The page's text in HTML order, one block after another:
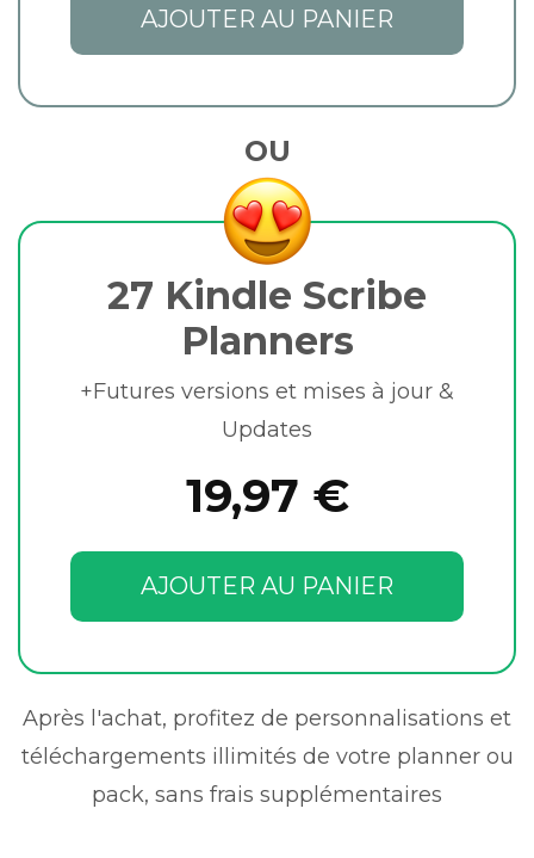
AJOUTER AU PANIER
OU
27 Kindle Scribe
Planners
+Futures versions et mises à jour &
Updates
19,97 €
AJOUTER AU PANIER
Après l'achat, profitez de personnalisations et
téléchargements illimités de votre planner ou
pack, sans frais supplémentaires